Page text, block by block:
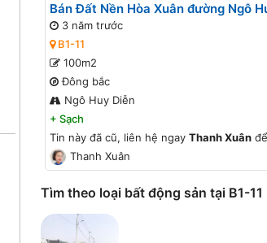
Bán Đất Nền Hòa Xuân đường Ngô
3 năm trước
B1-11
100m2
Đông bắc
Ngô Huy Diễn
+ Sạch
Tin này đã cũ, liên hệ ngay Thanh Xuân
Thanh Xuân
Tìm theo loại bất động sản tại B1-11